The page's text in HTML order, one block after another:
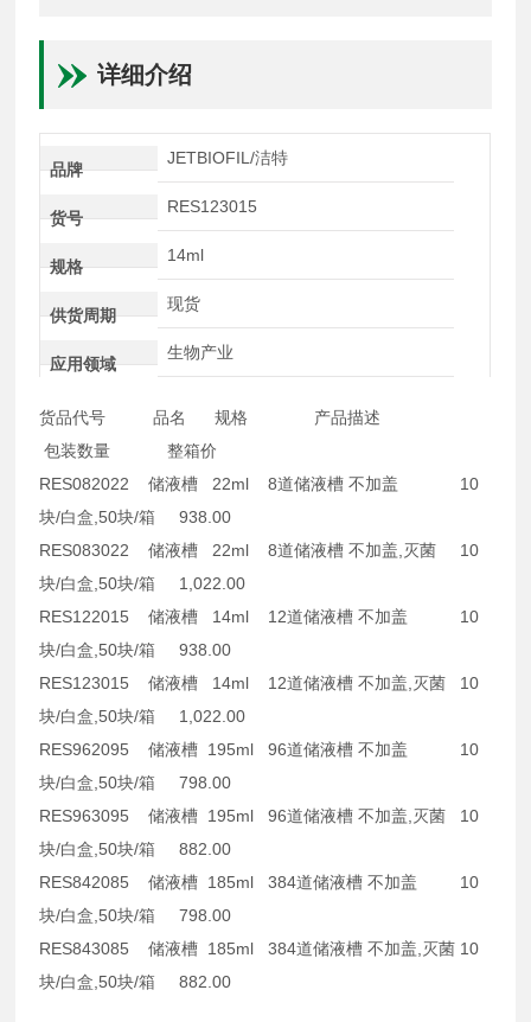
详细介绍
品牌
JETBIOFIL/洁特
货号
RES123015
规格
14ml
供货周期
现货
应用领域
生物产业
货品代号 品名 规格 产品描述
包装数量 整箱价
RES082022 储液槽 22ml 8道储液槽 不加盖 10
块/白盒,50块/箱 938.00
RES083022 储液槽 22ml 8道储液槽 不加盖,灭菌 10
块/白盒,50块/箱 1,022.00
RES122015 储液槽 14ml 12道储液槽 不加盖 10
块/白盒,50块/箱 938.00
RES123015 储液槽 14ml 12道储液槽 不加盖,灭菌 10
块/白盒,50块/箱 1,022.00
RES962095 储液槽 195ml 96道储液槽 不加盖 10
块/白盒,50块/箱 798.00
RES963095 储液槽 195ml 96道储液槽 不加盖,灭菌 10
块/白盒,50块/箱 882.00
RES842085 储液槽 185ml 384道储液槽 不加盖 10
块/白盒,50块/箱 798.00
RES843085 储液槽 185ml 384道储液槽 不加盖,灭菌 10
块/白盒,50块/箱 882.00